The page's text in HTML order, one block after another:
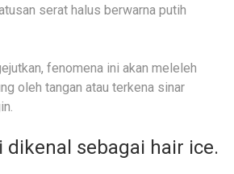
serat halus berwarna putih
fenomena ini akan meleleh
oleh tangan atau terkena sinar
dikenal sebagai hair ice.